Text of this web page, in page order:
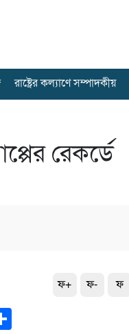
রাষ্ট্রের কল্যাণে সম্পাদকীয়
রেকর্ডে
ফ+ ফ- ফ